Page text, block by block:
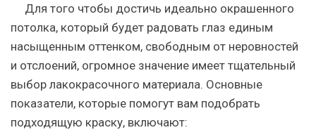
Для того чтобы достичь идеально окрашенного
потолка, который будет радовать глаз единым
насыщенным оттенком, свободным от неровностей
и отслоений, огромное значение имеет тщательный
выбор лакокрасочного материала. Основные
показатели, которые помогут вам подобрать
подходящую краску, включают: